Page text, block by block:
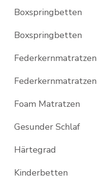
Boxspringbetten
Boxspringbetten
Federkernmatratzen
Federkernmatratzen
Foam Matratzen
Gesunder Schlaf
Härtegrad
Kinderbetten